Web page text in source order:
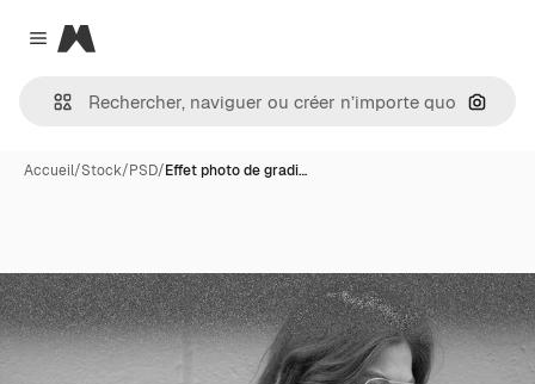
Close menu
Magnific
Accueil/Stock/PSD/Effet photo de gradi…